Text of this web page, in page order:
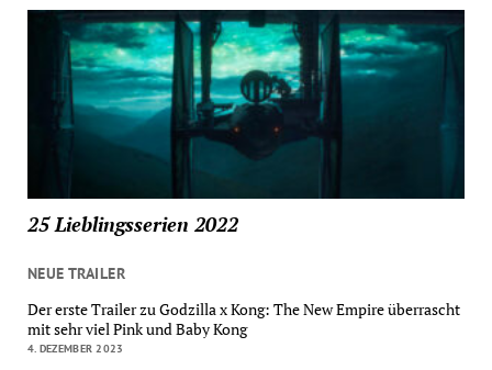
25 Lieblingsserien 2022
NEUE TRAILER
Der erste Trailer zu Godzilla x Kong: The New Empire überrascht
mit sehr viel Pink und Baby Kong
4. DEZEMBER 2023